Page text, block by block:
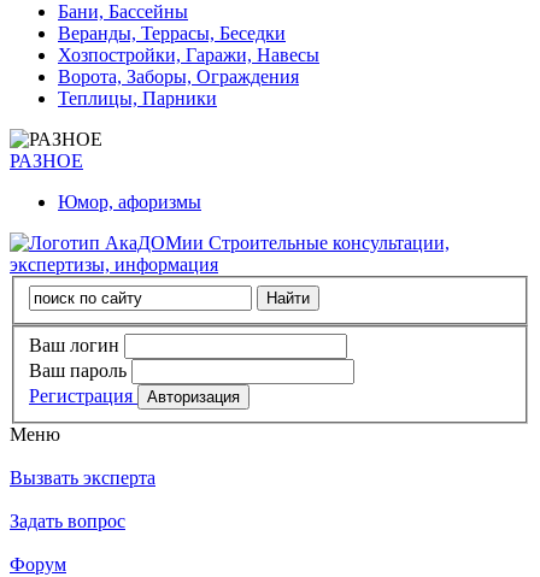
Бани, Бассейны
Веранды, Террасы, Беседки
Хозпостройки, Гаражи, Навесы
Ворота, Заборы, Ограждения
Теплицы, Парники
РАЗНОЕ
Юмор, афоризмы
Строительные консультации,
экспертизы, информация
Ваш логин
Ваш пароль
Регистрация
Меню
Вызвать эксперта
Задать вопрос
Форум